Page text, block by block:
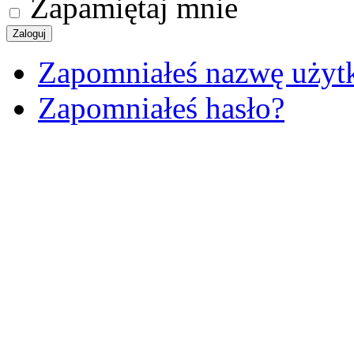
Zapamiętaj mnie
Zaloguj
Zapomniałeś nazwę
Zapomniałeś hasło?